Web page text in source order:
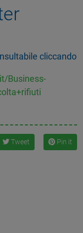
cliccando
Business-
Tweet Pin it